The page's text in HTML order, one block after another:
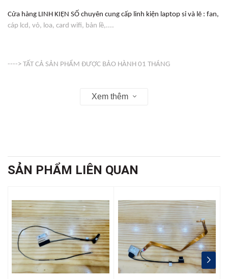
Cửa hàng LINH KIỆN SỐ chuyên cung cấp linh kiện laptop sỉ và lẽ : fan,
cáp lcd, vỏ, loa, card wifi, bản lề,....
----> TẤT CẢ SẢN PHẨM ĐƯỢC BẢO HÀNH 01 THÁNG
Xem thêm
SẢN PHẨM LIÊN QUAN